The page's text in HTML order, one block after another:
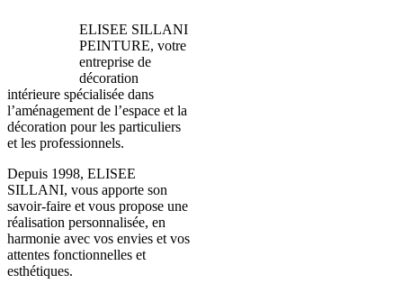
ELISEE SILLANI
PEINTURE, votre
entreprise de
décoration
intérieure spécialisée dans
l’aménagement de l’espace et la
décoration pour les particuliers
et les professionnels.
Depuis 1998, ELISEE
SILLANI, vous apporte son
savoir-faire et vous propose une
réalisation personnalisée, en
harmonie avec vos envies et vos
attentes fonctionnelles et
esthétiques.